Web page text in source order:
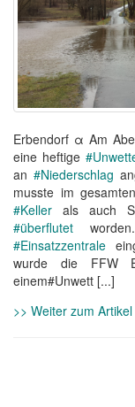
Erbendorf α Am
eine heftige
an #Niederschlag
musste im
#Keller als auch
#überflutet
#Einsatzzentrale
wurde die FFW
einem#Unwett [...]
>> Weiter zum Artikel